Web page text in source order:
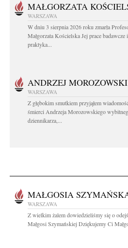
MAŁGORZATA
WARSZAWA
W dniu 3 sierpnia 2026 roku zmarła
Małgorzata Kościelska Jej prace badawcze i
praktyka...
ANDRZEJ MOROZOWSKI
WARSZAWA
Z głębokim smutkiem przyjąłem
śmierci Andrzeja Morozowskiego
dziennikarza,...
MAŁGOSIA
WARSZAWA
Z wielkim żalem dowiedzieliśmy się o
Małgosi Szymańskiej Dziękujemy Ci